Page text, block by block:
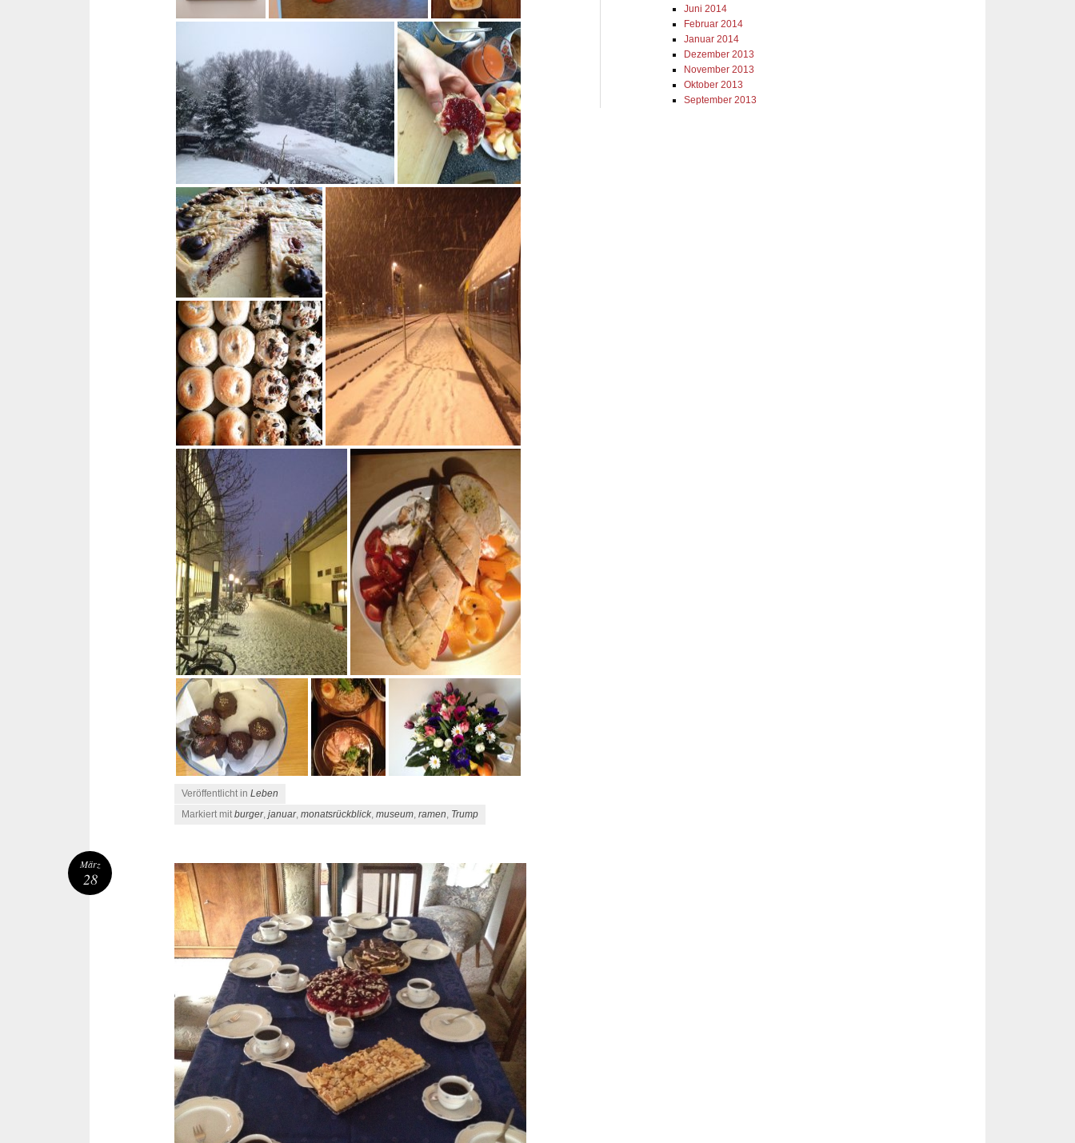
Veröffentlicht in Leben
Markiert mitburger, januar, monatsrückblick, museum, ramen, Trump
März
28
Juni 2014
Februar 2014
Januar 2014
Dezember 2013
November 2013
Oktober 2013
September 2013